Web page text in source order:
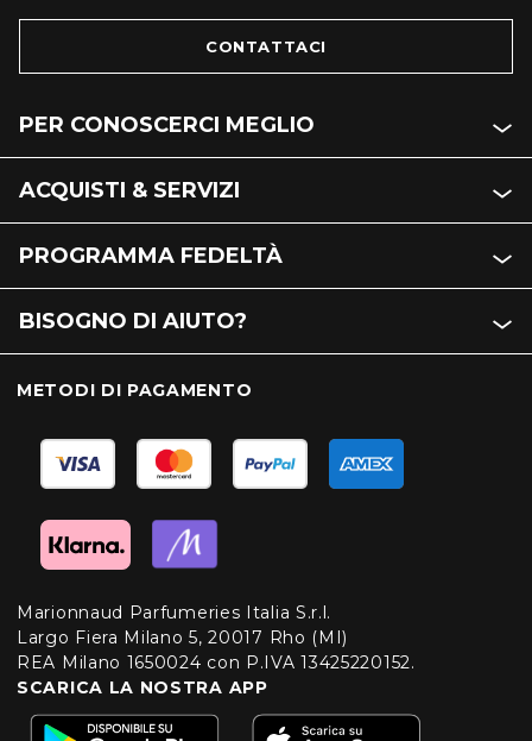
CONTATTACI
PER CONOSCERCI MEGLIO
ACQUISTI & SERVIZI
PROGRAMMA FEDELTÀ
BISOGNO DI AIUTO?
METODI DI PAGAMENTO
Marionnaud Parfumeries Italia S.r.l.
Largo Fiera Milano 5, 20017 Rho (MI)
REA Milano 1650024 con P.IVA 13425220152.
SCARICA LA NOSTRA APP